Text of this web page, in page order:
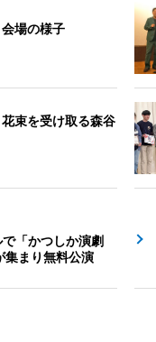
場の様子
束を受け取る森谷
「かつしか演劇
集まり無料公演